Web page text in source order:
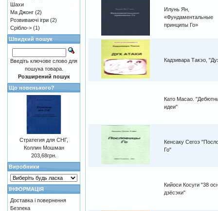
Илунь Ян,
«Фундаментальные
принципы Го»
Кадзивара Такэо,
Като Масао.
идеи"
Кенсаку Сегоэ
Го"
Кийоси Косуги "38
дзёсэки"
Шахи
Ма Джонг (2)
Розвиваючі ігри (2)
Срібло-> (1)
Швидкий пошук
Введіть ключове слово для
пошука товара.
Розширений пошук
Що новенького?
Стратегия для СНГ,
Коллин Мошман
203,68грн.
Виробники
ІНФОРМАЦІЯ
Доставка і повернення
Безпека